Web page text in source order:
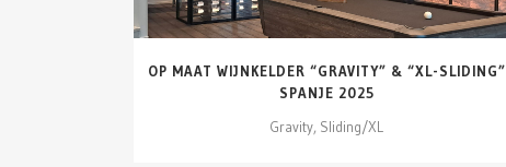
OP MAAT WIJNKELDER “GRAVITY” & “XL-SLIDING”
SPANJE 2025
Gravity, Sliding/XL